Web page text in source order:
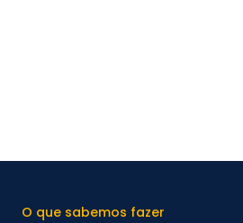
O que sabemos fazer